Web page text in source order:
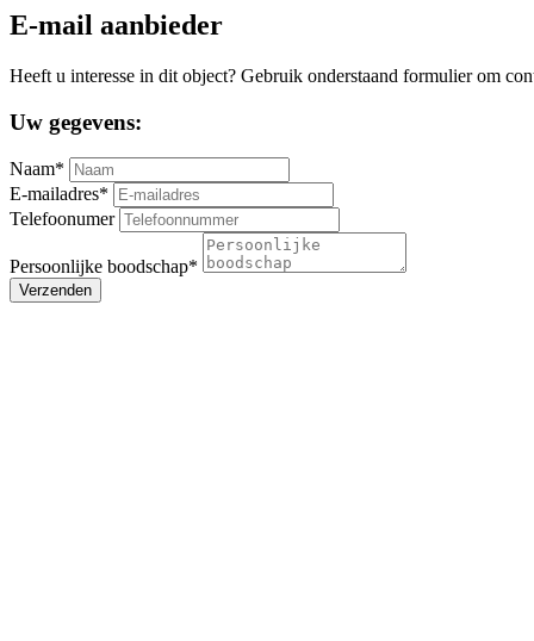
E-mail aanbieder
Heeft u interesse in dit object? Gebruik onderstaand formulier om
Uw gegevens:
Naam*
E-mailadres*
Telefoonumer
Persoonlijke boodschap*
Verzenden